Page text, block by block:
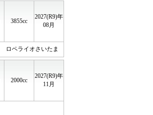
3855cc
2027(R9)年
08月
ロペライオさいたま
2000cc
2027(R9)年
11月